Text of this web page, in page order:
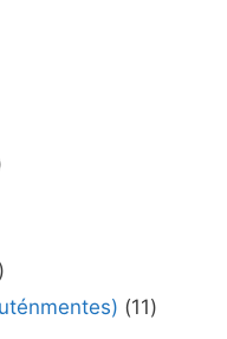
(11)